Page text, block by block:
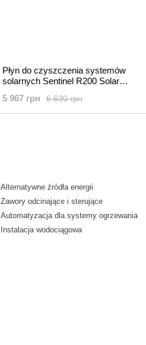
Płyn do czyszczenia systemów
solarnych Sentinel R200 Solar
6 630 грн
5 967 грн
Alternatywne źródła energii
Zawory odcinające i sterujące
Automatyzacja dla systemy ogrzewania
Instalacja wodociągowa